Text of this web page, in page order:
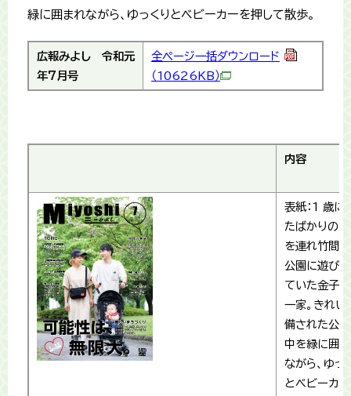
緑に囲まれながら、ゆっくりとベビーカーを押して散歩。
広報みよし 令和元
年7月号
全ページ一括ダウンロード
（10626KB）
内容
表紙：1 歳に
たばかりの
を連れ竹間
公園に遊び
ていた金子
一家。きれい
備された公
中を緑に囲
ながら、ゆっ
とベビーカ